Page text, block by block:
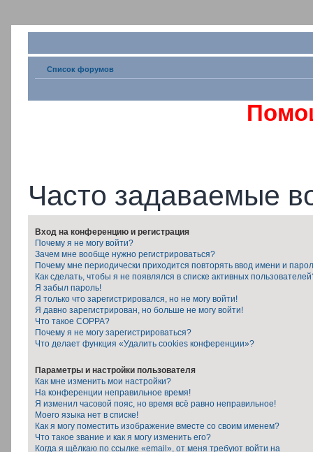
Список форумов
Часто задаваемые
Вход на конференцию и регистрация
Почему я не могу войти?
Зачем мне вообще нужно регистрироваться?
Почему мне периодически приходится повторять ввод имени и
Как сделать, чтобы я не появлялся в списке активных
Я забыл пароль!
Я только что зарегистрировался, но не могу войти!
Я давно зарегистрирован, но больше не могу войти!
Что такое COPPA?
Почему я не могу зарегистрироваться?
Что делает функция «Удалить cookies конференции»?
Параметры и настройки пользователя
Как мне изменить мои настройки?
На конференции неправильное время!
Я изменил часовой пояс, но время всё равно неправильное!
Моего языка нет в списке!
Как я могу поместить изображение вместе со своим именем?
Что такое звание и как я могу изменить его?
Когда я щёлкаю по ссылке «email», от меня требуют войти на